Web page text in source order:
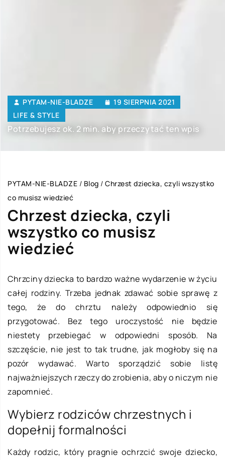
PYTAM-NIE-BLADZE
19 SIERPNIA 2021
LIFE & STYLE
Potrzebujesz ok. 2 min. aby przeczytać ten wpis
PYTAM-NIE-BLADZE / Blog / Chrzest dziecka, czyli wszystko
co musisz wiedzieć
Chrzest dziecka, czyli
wszystko co musisz
wiedzieć
Chrzciny dziecka to bardzo ważne wydarzenie w życiu
całej rodziny. Trzeba jednak zdawać sobie sprawę z
tego, że do chrztu należy odpowiednio się
przygotować. Bez tego uroczystość nie będzie
niestety przebiegać w odpowiedni sposób. Na
szczęście, nie jest to tak trudne, jak mogłoby się na
pozór wydawać. Warto sporządzić sobie listę
najważniejszych rzeczy do zrobienia, aby o niczym nie
zapomnieć.
Wybierz rodziców chrzestnych i
dopełnij formalności
Każdy rodzic, który pragnie ochrzcić swoje dziecko,